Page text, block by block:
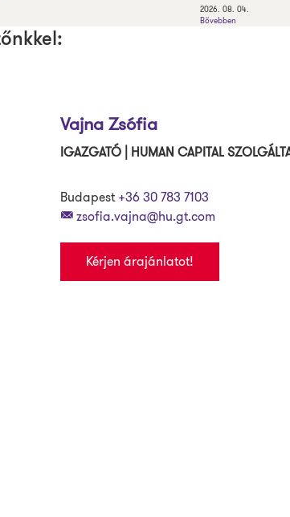
2026. 08. 04.
Bővebben
Vajna Zsófia
IGAZGATÓ | HUMAN CAPITAL
Budapest +36 30 783 7103
zsofia.vajna@hu.gt.com
Kérjen árajánlatot!